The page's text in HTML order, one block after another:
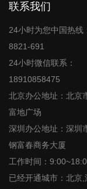
联系我们
24小时为您中国热线
8821-691
24小时微信联系：
18910858475
北京办公地址：北京
富地广场
深圳办公地址：深圳
钢富春商务大厦
工作时间：
已经开通城市：北京,